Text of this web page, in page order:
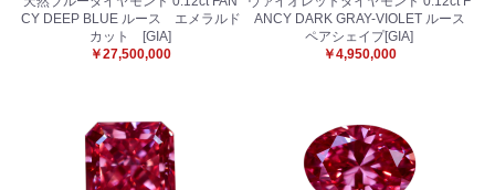
CY DEEP BLUE ルース エメラルド
カット [GIA]
￥27,500,000
ANCY DARK GRAY-VIOLET ルース
ペアシェイプ[GIA]
￥4,950,000